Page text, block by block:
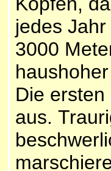
jedes
3000
Die
aus.